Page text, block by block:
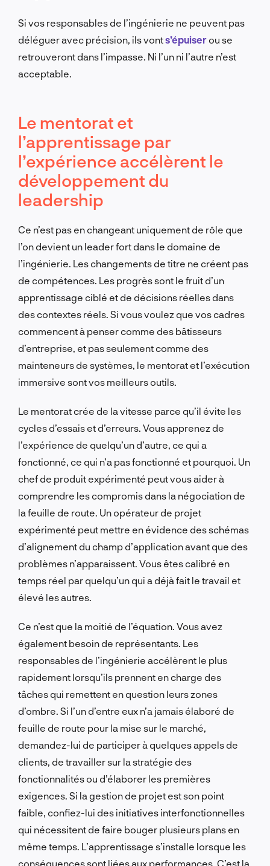
Si vos responsables de l’ingénierie ne peuvent pas
déléguer avec précision, ils vonts’épuiser ou se
retrouveront dans l’impasse. Ni l’un ni l’autre n’est
acceptable.
Le mentorat et
l’apprentissage par
l’expérience accélèrent le
développement du
leadership
Ce n’est pas en changeant uniquement de rôle que
l’on devient un leader fort dans le domaine de
l’ingénierie. Les changements de titre ne créent pas
de compétences. Les progrès sont le fruit d’un
apprentissage ciblé et de décisions réelles dans
des contextes réels. Si vous voulez que vos cadres
commencent à penser comme des bâtisseurs
d’entreprise, et pas seulement comme des
mainteneurs de systèmes, le mentorat et l’exécution
immersive sont vos meilleurs outils.
Le mentorat crée de la vitesse parce qu’il évite les
cycles d’essais et d’erreurs. Vous apprenez de
l’expérience de quelqu’un d’autre, ce qui a
fonctionné, ce qui n’a pas fonctionné et pourquoi. Un
chef de produit expérimenté peut vous aider à
comprendre les compromis dans la négociation de
la feuille de route. Un opérateur de projet
expérimenté peut mettre en évidence des schémas
d’alignement du champ d’application avant que des
problèmes n’apparaissent. Vous êtes calibré en
temps réel par quelqu’un qui a déjà fait le travail et
élevé les autres.
Ce n’est que la moitié de l’équation. Vous avez
également besoin de représentants. Les
responsables de l’ingénierie accélèrent le plus
rapidement lorsqu’ils prennent en charge des
tâches qui remettent en question leurs zones
d’ombre. Si l’un d’entre eux n’a jamais élaboré de
feuille de route pour la mise sur le marché,
demandez-lui de participer à quelques appels de
clients, de travailler sur la stratégie des
fonctionnalités ou d’élaborer les premières
exigences. Si la gestion de projet est son point
faible, confiez-lui des initiatives interfonctionnelles
qui nécessitent de faire bouger plusieurs plans en
même temps. L’apprentissage s’installe lorsque les
conséquences sont liées aux performances. C’est la